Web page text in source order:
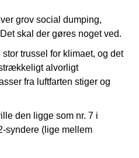
grov social dumping,
skal der gøres noget ved.
trussel for klimaet, og det
alvorligt
fra luftfarten stiger og
den ligge som nr. 7 i
syndere (lige mellem